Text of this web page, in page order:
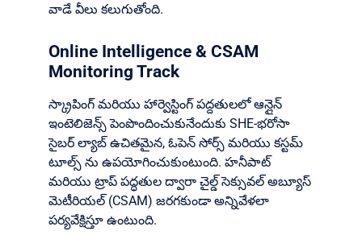
వాడే వీలు కలుగుతోంది.
Online Intelligence & CSAM
Monitoring Track
స్క్రాపింగ్ మరియు హార్వెస్టింగ్ పద్దతులలో ఆన్లైన్
ఇంటెలిజెన్స్ పెంపొందించుకునేందుకు SHE-భరోసా
సైబర్ ల్యాబ్ ఉచితమైన, ఓపెన్ సోర్స్ మరియు కస్టమ్
టూల్స్ ను ఉపయోగించుకుంటుంది. హనీపాట్
మరియు ట్రాప్ పద్ధతుల ద్వారా చైల్డ్ సెక్సువల్ అబ్యూస్
మెటీరియల్ (CSAM) జరగకుండా అన్నివేళలా
పర్యవేక్షిస్తూ ఉంటుంది.